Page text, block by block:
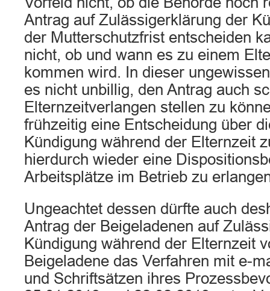
Antrag auf Zulässigerklärung der
der Mutterschutzfrist entscheiden
nicht, ob und wann es zu einem
kommen wird. In dieser
es nicht unbillig, den Antrag auch
Elternzeitverlangen stellen zu
frühzeitig eine Entscheidung über
Kündigung während der Elternzeit
hierdurch wieder eine
Arbeitsplätze im Betrieb zu
Ungeachtet dessen dürfte auch
Antrag der Beigeladenen auf
Kündigung während der Elternzeit
Beigeladene das Verfahren mit e-
und Schriftsätzen ihres